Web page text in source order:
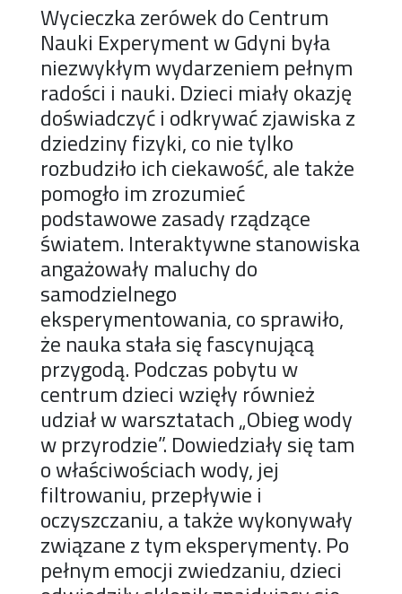
Wycieczka zerówek do Centrum
Nauki Experyment w Gdyni była
niezwykłym wydarzeniem pełnym
radości i nauki. Dzieci miały okazję
doświadczyć i odkrywać zjawiska z
dziedziny fizyki, co nie tylko
rozbudziło ich ciekawość, ale także
pomogło im zrozumieć
podstawowe zasady rządzące
światem. Interaktywne stanowiska
angażowały maluchy do
samodzielnego
eksperymentowania, co sprawiło,
że nauka stała się fascynującą
przygodą. Podczas pobytu w
centrum dzieci wzięły również
udział w warsztatach „Obieg wody
w przyrodzie”. Dowiedziały się tam
o właściwościach wody, jej
filtrowaniu, przepływie i
oczyszczaniu, a także wykonywały
związane z tym eksperymenty. Po
pełnym emocji zwiedzaniu, dzieci